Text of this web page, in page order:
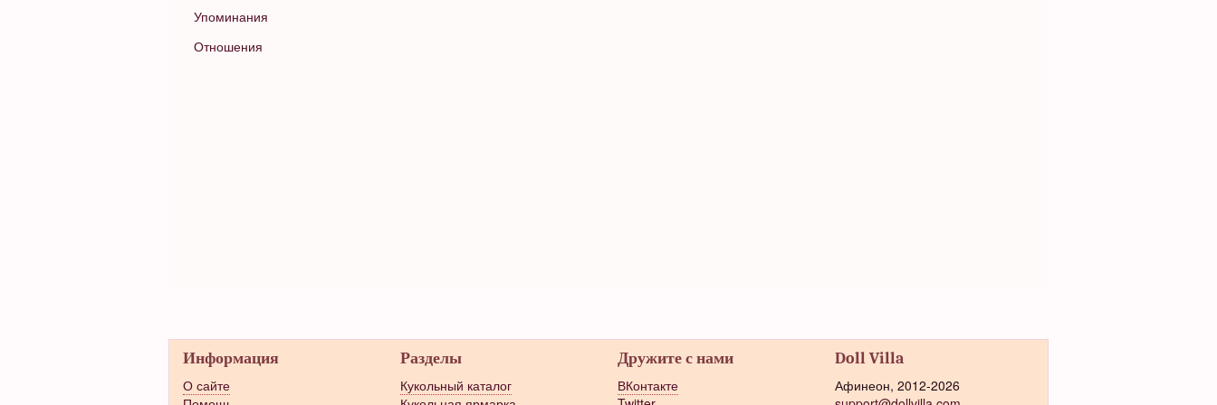
Упоминания
Отношения
Информация
О сайте
Разделы
Кукольный каталог
Дружите с нами
ВКонтакте
Doll Villa
Афинеон, 2012-2026